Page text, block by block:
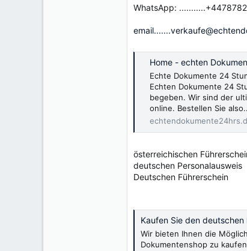
WhatsApp:
Home - echten
Echte Dokumente 24
Echten Dokumente 24
begeben. Wir sind der
online. Bestellen Sie
österreichischen
deutschen Personalausweis
Deutschen Führerschein
Kaufen Sie den
Wir bieten Ihnen die
Dokumentenshop zu